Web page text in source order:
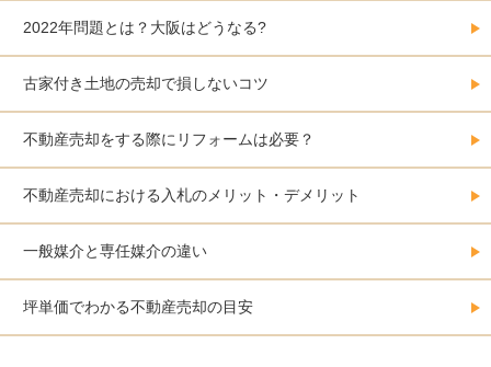
2022年問題とは？大阪はどうなる?
古家付き土地の売却で損しないコツ
不動産売却をする際にリフォームは必要？
不動産売却における入札のメリット・デメリット
一般媒介と専任媒介の違い
坪単価でわかる不動産売却の目安